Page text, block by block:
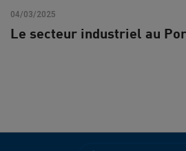
04/03/2025
Le secteur industriel au